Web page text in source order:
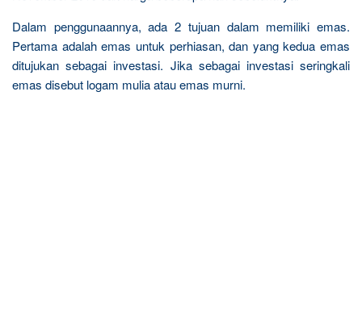
Dalam penggunaannya, ada 2 tujuan dalam memiliki emas.
Pertama adalah emas untuk perhiasan, dan yang kedua emas
ditujukan sebagai investasi. Jika sebagai investasi seringkali
emas disebut logam mulia atau emas murni.